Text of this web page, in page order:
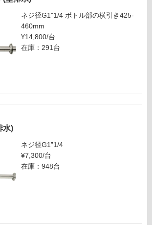
ネジ径G1"1/4 ボトル部の横引き425-
460mm
¥14,800/台
在庫：291台
水)
ネジ径G1”1/4
¥7,300/台
在庫：948台